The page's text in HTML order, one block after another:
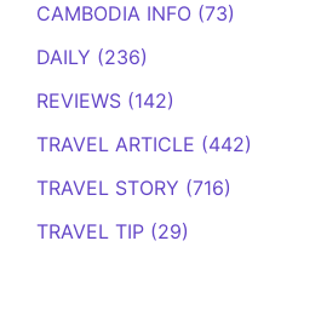
CAMBODIA INFO (73)
DAILY (236)
REVIEWS (142)
TRAVEL ARTICLE (442)
TRAVEL STORY (716)
TRAVEL TIP (29)